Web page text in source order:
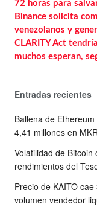
72 horas para
Binance solicita
venezolanos y
CLARITY Act
muchos esperan,
Entradas recientes
Ballena de
4,41 millones en MKR
Volatilidad de
rendimientos del
Precio de KAITO
volumen vendedor